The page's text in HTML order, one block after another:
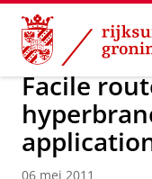
Skip
Content
Skip
Navigation
Over ons Actueel
Facile
06 mei 2011